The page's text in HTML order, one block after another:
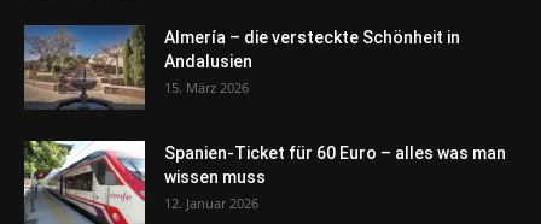
Almería – die versteckte Schönheit in
Andalusien
15. März 2026
Spanien-Ticket für 60 Euro – alles was man
wissen muss
12. Januar 2026